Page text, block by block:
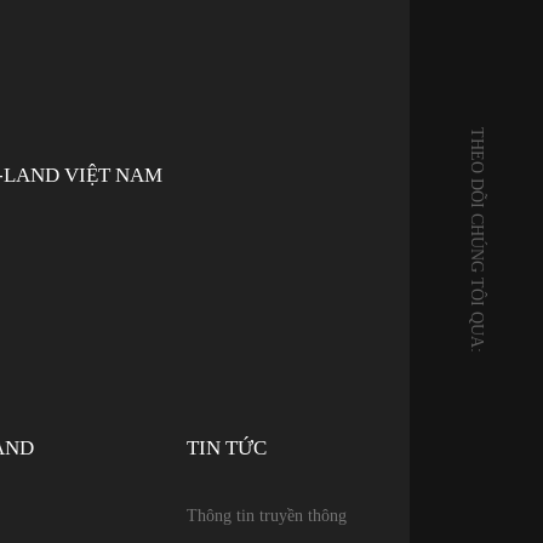
LAND VIỆT NAM
TIN TỨC
Thông tin truyền thông
THEO DÕI CHÚNG TÔI QUA: